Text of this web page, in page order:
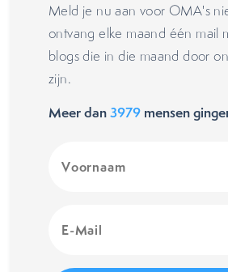
Meld je nu aan voor OMA's
ontvang elke maand één mail
blogs die in die maand door
zijn.
Meer dan3979 mensen
(Vereist)
Mail